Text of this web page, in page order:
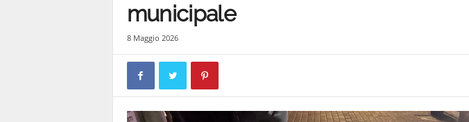
4
municipale
8 Maggio 2026